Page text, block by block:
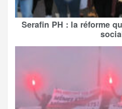
Serafin PH : la réforme